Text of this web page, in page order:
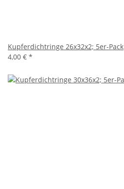
Kupferdichtringe 26x32x2; 5er-Pack
4,00 € *